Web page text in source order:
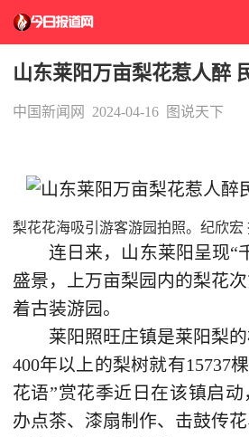
山东莱阳万亩梨花惹人醉
中国新闻网 2024-04-16 图说天下
梨花花海吸引游客游园拍照。纪欣宏
连日来，山东莱阳呈现“
盛景，上万亩梨园内的梨花
着古装游园。
莱阳照旺庄镇是莱阳梨的
400年以上的梨树就有15737
花语”赏花季近日在该镇启
办点茶、漆扇制作、击鼓传